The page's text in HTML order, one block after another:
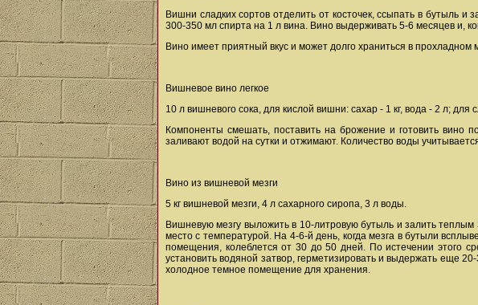
Вишни сладких сортов отделить от косточек, ссыпать в бутыль
300-350 мл спирта на 1 л вина. Вино выдерживать 5-6 месяцев и,
Вино имеет приятный вкус и может долго храниться в прохладном
Вишневое вино легкое
10 л вишневого сока, для кислой вишни: сахар - 1 кг, вода - 2 л; для
Компоненты смешать, поставить на брожение и готовить вино
заливают водой на сутки и отжимают. Количество воды
Вино из вишневой мезги
5 кг вишневой мезги, 4 л сахарного сиропа, 3 л воды.
Вишневую мезгу выложить в 10-литровую бутыль и залить
место с температурой. На 4-6-й день, когда мезга в бутыли
помещения, колеблется от 30 до 50 дней. По истечении этого
установить водяной затвор, герметизировать и выдержать еще
холодное темное помещение для хранения.